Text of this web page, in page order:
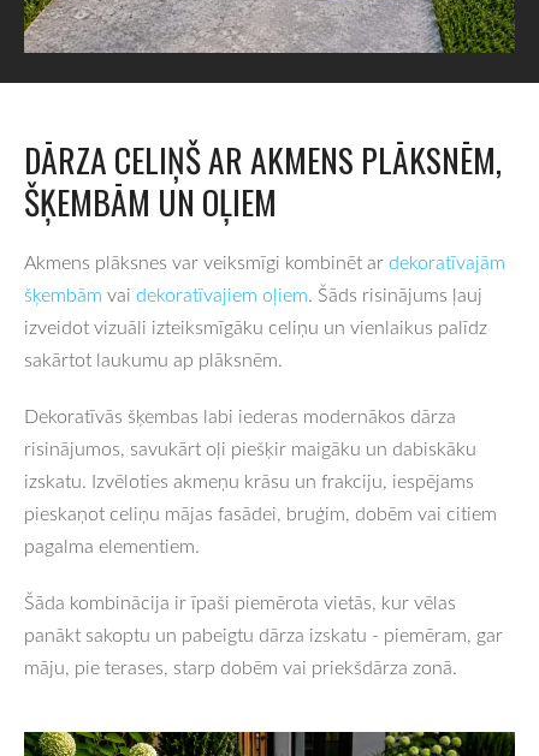
DĀRZA CELIŅŠ AR AKMENS PLĀKSNĒM,
ŠĶEMBĀM UN OĻIEM
Akmens plāksnes var veiksmīgi kombinēt ar dekoratīvajām
šķembām vai dekoratīvajiem oļiem. Šāds risinājums ļauj
izveidot vizuāli izteiksmīgāku celiņu un vienlaikus palīdz
sakārtot laukumu ap plāksnēm.
Dekoratīvās šķembas labi iederas modernākos dārza
risinājumos, savukārt oļi piešķir maigāku un dabiskāku
izskatu. Izvēloties akmeņu krāsu un frakciju, iespējams
pieskaņot celiņu mājas fasādei, bruģim, dobēm vai citiem
pagalma elementiem.
Šāda kombinācija ir īpaši piemērota vietās, kur vēlas
panākt sakoptu un pabeigtu dārza izskatu - piemēram, gar
māju, pie terases, starp dobēm vai priekšdārza zonā.